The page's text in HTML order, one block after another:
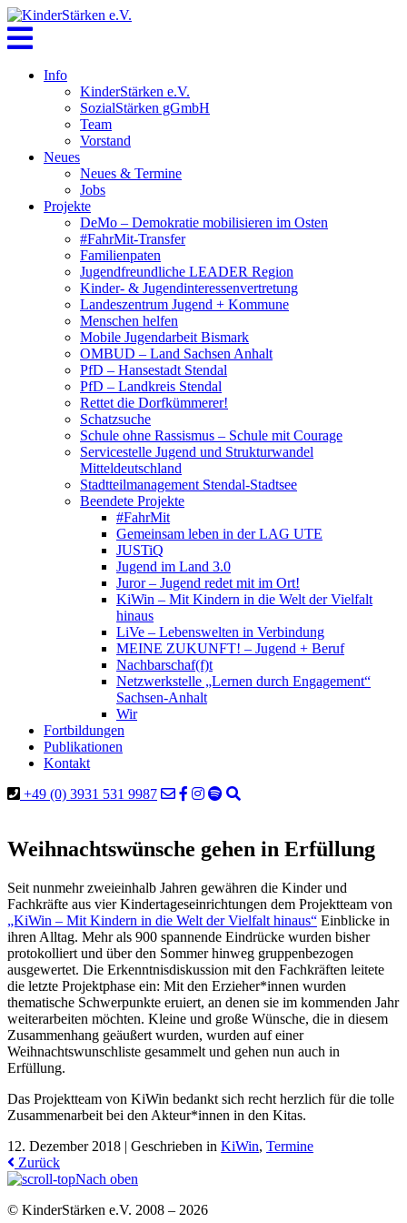
Skip
to
content
Info
KinderStärken e.V.
SozialStärken gGmbH
Team
Vorstand
Neues
Neues & Termine
Jobs
Projekte
DeMo – Demokratie mobilisieren im Osten
#FahrMit-Transfer
Familienpaten
Jugendfreundliche LEADER Region
Kinder- & Jugendinteressenvertretung
Landeszentrum Jugend + Kommune
Menschen helfen
Mobile Jugendarbeit Bismark
OMBUD – Land Sachsen Anhalt
PfD – Hansestadt Stendal
PfD – Landkreis Stendal
Rettet die Dorfkümmerer!
Schatzsuche
Schule ohne Rassismus – Schule mit Courage
Servicestelle Jugend und Strukturwandel
Mitteldeutschland
Stadtteilmanagement Stendal-Stadtsee
Beendete Projekte
#FahrMit
Gemeinsam leben in der LAG UTE
JUSTiQ
Jugend im Land 3.0
Juror – Jugend redet mit im Ort!
KiWin – Mit Kindern in die Welt der Vielfalt
hinaus
LiVe – Lebenswelten in Verbindung
MEINE ZUKUNFT! – Jugend + Beruf
Nachbarschaf(f)t
Netzwerkstelle „Lernen durch Engagement“
Sachsen-Anhalt
Wir
Fortbildungen
Publikationen
Kontakt
+49 (0) 3931 531 9987
Weihnachtswünsche gehen in Erfüllung
Seit nunmehr zweieinhalb Jahren gewähren die Kinder und
Fachkräfte aus vier Kindertageseinrichtungen dem Projektteam von
„KiWin – Mit Kindern in die Welt der Vielfalt hinaus“ Einblicke in
ihren Alltag. Mehr als 900 spannende Eindrücke wurden bisher
protokolliert und über den Sommer hinweg gruppenbezogen
ausgewertet. Die Erkenntnisdiskussion mit den Fachkräften leitete
die letzte Projektphase ein: Mit den Erzieher*innen wurden
thematische Schwerpunkte eruiert, an denen sie im kommenden Jahr
weiterarbeiten möchten. Kleine und große Wünsche, die in diesem
Zusammenhang geäußert wurden, wurden auf einer
Weihnachtswunschliste gesammelt und gehen nun auch in
Erfüllung.
Das Projektteam von KiWin bedankt sich recht herzlich für die tolle
Zusammenarbeit bei den Akteur*innen in den Kitas.
12. Dezember 2018 | Geschrieben in KiWin, Termine
Zurück
Nach oben
© KinderStärken e.V. 2008 – 2026